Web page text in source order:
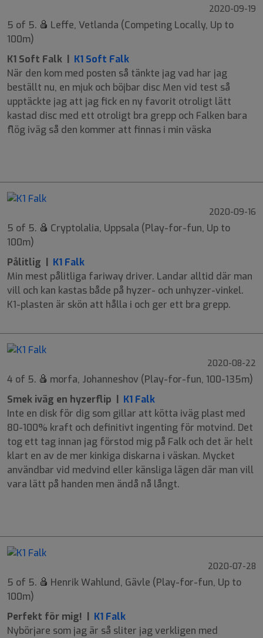
2020-09-19
5 of 5.
Leffe, Vetlanda (Competing Locally, Up to
100m)
K1 Soft Falk | K1 Soft Falk
När den kom med posten så tänkte jag vad har jag
beställt nu, en mjuk och böjbar disc Men vid test så
upptäckte jag att jag fick en ny favorit otroligt lätt
kastad disc med ett otroligt bra grepp och Falken bara
flög iväg så den kommer att finnas i min väska
2020-09-16
5 of 5.
Cryptolalia, Uppsala (Play-for-fun, Up to
100m)
Pålitlig | K1 Falk
Min mest pålitliga fariway driver. Landar alltid där man
vill och kan kastas både på hyzer- och unhyzer-vinkel.
K1-plasten är skön att hålla i och ger ett bra grepp.
2020-08-22
4 of 5.
morfa, Johanneshov (Play-for-fun, 100-135m)
Smek iväg en hyzerflip | K1 Falk
Inte en disk för dig som gillar att kötta iväg plast med
80-100% kraft och definitivt ingenting för motvind. Det
tog ett tag innan jag förstod mig på Falk och det är helt
klart en av de mer kinkiga diskarna i väskan. Mycket
användbar vid medvind eller känsliga lägen där man vill
vara lätt på handen men ändå nå långt.
2020-07-28
5 of 5.
Henrik Wahlund, Gävle (Play-for-fun, Up to
100m)
Perfekt för mig! | K1 Falk
Nybörjare som jag är så sliter jag verkligen med